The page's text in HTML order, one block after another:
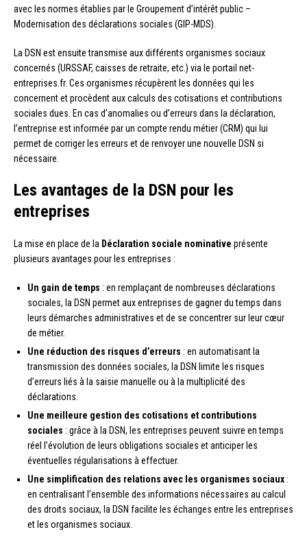
avec les normes établies par le Groupement d’intérêt public –
Modernisation des déclarations sociales (GIP-MDS).
La DSN est ensuite transmise aux différents organismes sociaux
concernés (URSSAF, caisses de retraite, etc.) via le portail net-
entreprises.fr. Ces organismes récupèrent les données qui les
concernent et procèdent aux calculs des cotisations et contributions
sociales dues. En cas d’anomalies ou d’erreurs dans la déclaration,
l’entreprise est informée par un compte rendu métier (CRM) qui lui
permet de corriger les erreurs et de renvoyer une nouvelle DSN si
nécessaire.
Les avantages de la DSN pour les
entreprises
La mise en place de la Déclaration sociale nominative présente
plusieurs avantages pour les entreprises :
Un gain de temps : en remplaçant de nombreuses déclarations
sociales, la DSN permet aux entreprises de gagner du temps dans
leurs démarches administratives et de se concentrer sur leur cœur
de métier.
Une réduction des risques d’erreurs : en automatisant la
transmission des données sociales, la DSN limite les risques
d’erreurs liés à la saisie manuelle ou à la multiplicité des
déclarations.
Une meilleure gestion des cotisations et contributions
sociales : grâce à la DSN, les entreprises peuvent suivre en temps
réel l’évolution de leurs obligations sociales et anticiper les
éventuelles régularisations à effectuer.
Une simplification des relations avec les organismes sociaux :
en centralisant l’ensemble des informations nécessaires au calcul
des droits sociaux, la DSN facilite les échanges entre les entreprises
et les organismes sociaux.